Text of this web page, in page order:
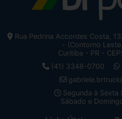
Rua Pedrina Accordes Costa,
- (Contorno
Curitiba - PR -
(41) 3348-0700
Segunda à Sexta
Sábado e